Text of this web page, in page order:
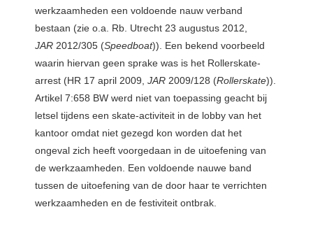
werkzaamheden een voldoende nauw verband
bestaan (zie o.a. Rb. Utrecht 23 augustus 2012,
JAR 2012/305 (Speedboat)). Een bekend voorbeeld
waarin hiervan geen sprake was is het Rollerskate-
arrest (HR 17 april 2009, JAR 2009/128 (Rollerskate)).
Artikel 7:658 BW werd niet van toepassing geacht bij
letsel tijdens een skate-activiteit in de lobby van het
kantoor omdat niet gezegd kon worden dat het
ongeval zich heeft voorgedaan in de uitoefening van
de werkzaamheden. Een voldoende nauwe band
tussen de uitoefening van de door haar te verrichten
werkzaamheden en de festiviteit ontbrak.